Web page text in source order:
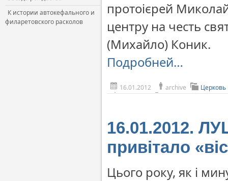
К истории автокефального и
филаретовского расколов
протоієрей
центру на честь
(Михайло) Коник.
Подробней…
16.01.2012 archive
16.01.2012.
привітало
Цього року, як і